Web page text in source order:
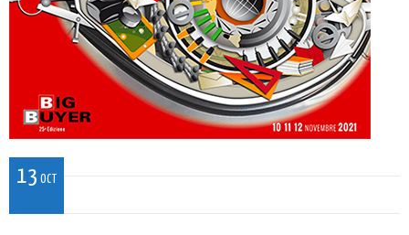
13 OCT